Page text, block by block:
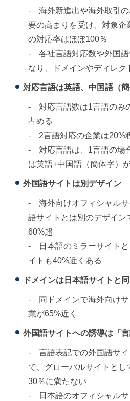
- 海外新進出や海外取引の
要の高まりを受け、対象企
の対応率はほぼ100％
- 各社言語対応数や外国語
なり、ドメインやディレク
対応言語は英語、中国語（簡
- 対応言語数は1言語のみ
占める
- 2言語対応の企業は20%
- 対応言語は、1言語の場
は英語+中国語（簡体字）
外国語サイトは別デザイン
- 海外向けオフィシャルサ
語サイトとは別のデザイン
60%超
- 日本語のミラーサイトと
イトも40%近くある
ドメインは日本語サイトと
- 同ドメインで海外向けサ
業が65%近く
外国語サイトへの誘導は「言
- 言語表記での外国語サイ
で、グローバルサイトとし
30％に満たない
- 日本語のオフィシャルサ